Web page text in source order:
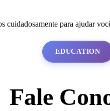
cuidadosamente para ajudar
EDUCATION
Fale